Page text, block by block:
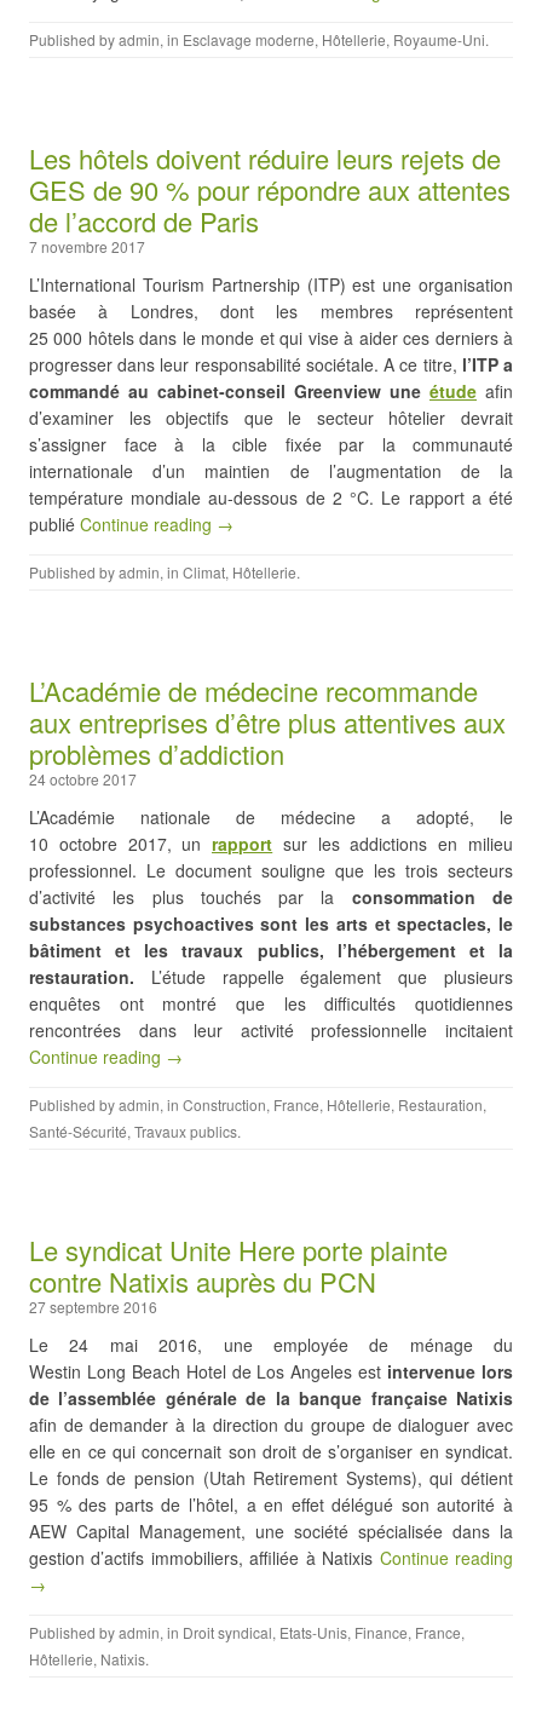
Published byadmin, in Esclavage moderne, Hôtellerie, Royaume-Uni.
Les hôtels doivent réduire leurs rejets de
GES de 90 % pour répondre aux attentes
de l’accord de Paris
7 novembre 2017
L’International Tourism Partnership (ITP) est une organisation
basée à Londres, dont les membres représentent
25 000 hôtels dans le monde et qui vise à aider ces derniers à
progresser dans leur responsabilité sociétale. A ce titre, l’ITP a
commandé au cabinet-conseil Greenview une étude afin
d’examiner les objectifs que le secteur hôtelier devrait
s’assigner face à la cible fixée par la communauté
internationale d’un maintien de l’augmentation de la
température mondiale au-dessous de 2 °C. Le rapport a été
publié Continue reading →
Published byadmin, in Climat, Hôtellerie.
L’Académie de médecine recommande
aux entreprises d’être plus attentives aux
problèmes d’addiction
24 octobre 2017
L’Académie nationale de médecine a adopté, le
10 octobre 2017, unrapport sur les addictions en milieu
professionnel. Le document souligne que les trois secteurs
d’activité les plus touchés par la consommation de
substances psychoactives sont les arts et spectacles, le
bâtiment et les travaux publics, l’hébergement et la
restauration. L’étude rappelle également que plusieurs
enquêtes ont montré que les difficultés quotidiennes
rencontrées dans leur activité professionnelle incitaient
Continue reading →
Published byadmin, in Construction, France, Hôtellerie, Restauration,
Santé-Sécurité, Travaux publics.
Le syndicat Unite Here porte plainte
contre Natixis auprès du PCN
27 septembre 2016
Le 24 mai 2016, une employée de ménage du
Westin Long Beach Hotel de Los Angeles est intervenue lors
de l’assemblée générale de la banque française Natixis
afin de demander à la direction du groupe de dialoguer avec
elle en ce qui concernait son droit de s’organiser en syndicat.
Le fonds de pension (Utah Retirement Systems), qui détient
95 % des parts de l’hôtel, a en effet délégué son autorité à
AEW Capital Management, une société spécialisée dans la
gestion d’actifs immobiliers, affiliée à Natixis Continue reading
→
Published byadmin, in Droit syndical, Etats-Unis, Finance, France,
Hôtellerie, Natixis.